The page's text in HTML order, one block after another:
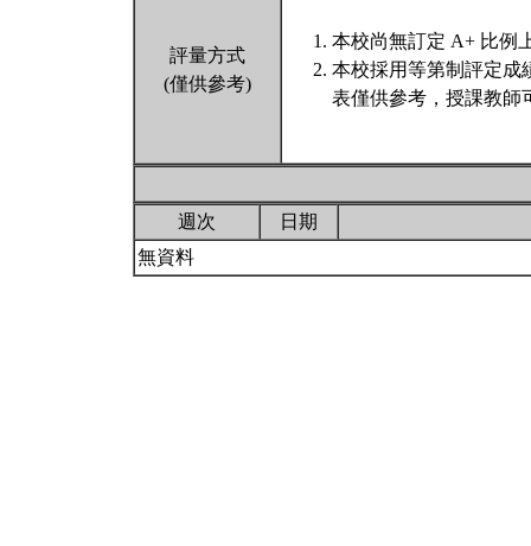
評量方式
(僅供參考)
本校尚無訂定 A+ 比例
本校採用等第制評定成
表僅供參考，授課教師
週次
日期
無資料